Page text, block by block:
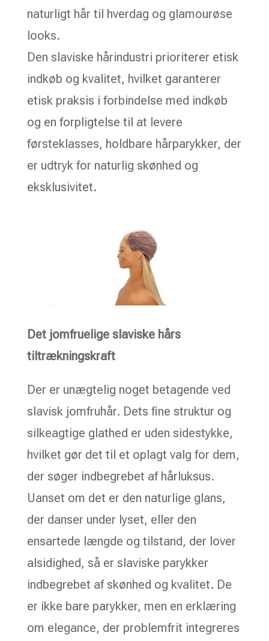
naturligt hår til hverdag og glamourøse
looks.
Den slaviske hårindustri prioriterer etisk
indkøb og kvalitet, hvilket garanterer
etisk praksis i forbindelse med indkøb
og en forpligtelse til at levere
førsteklasses, holdbare hårparykker, der
er udtryk for naturlig skønhed og
eksklusivitet.
Det jomfruelige slaviske hårs
tiltrækningskraft
Der er unægtelig noget betagende ved
slavisk jomfruhår. Dets fine struktur og
silkeagtige glathed er uden sidestykke,
hvilket gør det til et oplagt valg for dem,
der søger indbegrebet af hårluksus.
Uanset om det er den naturlige glans,
der danser under lyset, eller den
ensartede længde og tilstand, der lover
alsidighed, så er slaviske parykker
indbegrebet af skønhed og kvalitet. De
er ikke bare parykker, men en erklæring
om elegance, der problemfrit integreres